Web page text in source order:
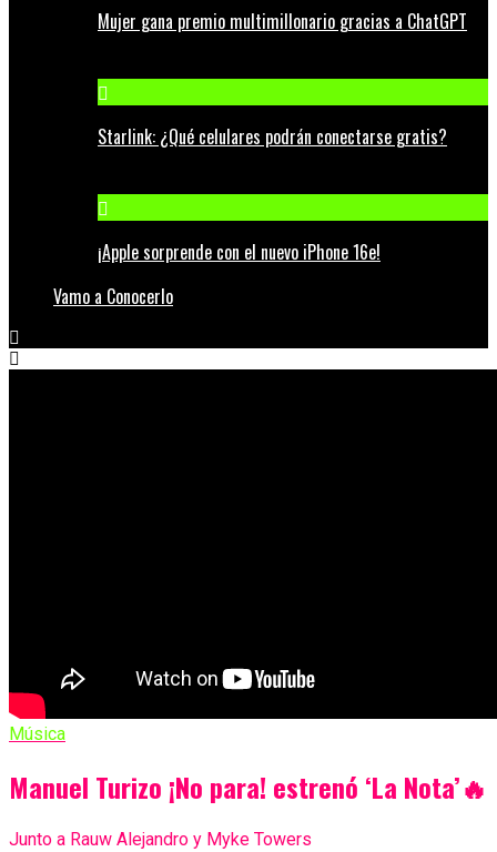
Mujer gana premio multimillonario gracias a ChatGPT
Starlink: ¿Qué celulares podrán conectarse gratis?
¡Apple sorprende con el nuevo iPhone 16e!
Vamo a Conocerlo
Música
Manuel Turizo ¡No para! estrenó ‘La Nota’🔥
Junto a Rauw Alejandro y Myke Towers